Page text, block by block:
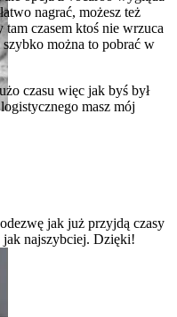
nagrać, możesz też
czasem ktoś nie wrzuca
można to pobrać w
czasu więc jak byś był
masz mój
jak już przyjdą czasy
jak najszybciej. Dzięki!